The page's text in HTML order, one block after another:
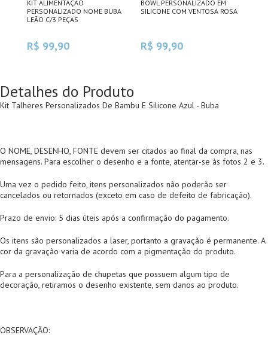
KIT ALIMENTAÇÃO
PERSONALIZADO NOME BUBA
LEÃO C/3 PEÇAS
R$ 99,90
BOWL PERSONALIZADO EM
SILICONE COM VENTOSA ROSA
R$ 99,90
Detalhes do Produto
Kit Talheres Personalizados De Bambu E Silicone Azul - Buba
O NOME, DESENHO, FONTE devem ser citados ao final da compra, nas
mensagens. Para escolher o desenho e a fonte, atentar-se às fotos 2 e 3.
Uma vez o pedido feito, itens personalizados não poderão ser
cancelados ou retornados (exceto em caso de defeito de fabricação).
Prazo de envio: 5 dias úteis após a confirmação do pagamento.
Os itens são personalizados a laser, portanto a gravação é permanente. A
cor da gravação varia de acordo com a pigmentação do produto.
Para a personalização de chupetas que possuem algum tipo de
decoração, retiramos o desenho existente, sem danos ao produto.
OBSERVAÇÃO: